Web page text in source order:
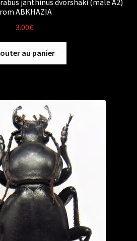
janthinus dvorshaki (male A2)
ABKHAZIA
3.00€
au panier